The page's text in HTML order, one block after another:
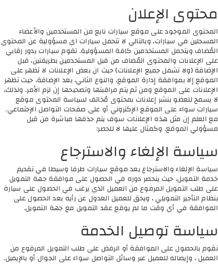
محتوى الإعلان
المحتوى الموجود على موقع سيارات نابع من المستخدمين والأعضاء
المسجلين في سيارات، وبالتالي لا تتحمل سيارات اي مسؤولية عن المحتوى
المُضاف ويتحمل المستخدمين كافة المسؤولية. تقوم سيارات بدور رقابي
على الإعلانات والمحتوى المُضاف من قبل المستخدمين بطريقتين، قبل
الإضافة (ولا تشمل جميع الإعلانات) حيث ان بعض الإعلانات لا تظهر على
الموقع إلا بموافقة إدارة الموقع، والنوع الثاني، بعد الإضافة، حيث تظهر
الإعلانات على الموقع ومن ثم يتم مراقبتها وتصحيحها إن لزم الأمر. ولذلك،
لا يسمح للعضو بنشر إعلانات بمحتوى مُخالف لسياسة المحتوى موقع
سيارات سواء على الموقع الإكتروني أو على صفحات التواصل الإجتماعي.
مع العلم إن مثل هذه الإعلانات سوف يتم حذفها مباشرة من قبل
مسؤولي الموقع. وكمثال عليها لا للحصر:
سياسة الإلغاء والاسترجاع
سياسة الإلغاء والاسترجاع يعد موقع سيارات طرفا وسيطا في تقديم
خدمة التمويل، حيث ينحصر دوره في الحصول على موافقة جهة التمويل
على طلب التمويل المرفوع من العميل الذي يرغب في الحصول على سيارة
بنظام التأجير التمويلي ، ويحق للعميل العدول عن رأيه بعد الحصول على
الموافقة في أي وقت ما لم يوقع عقد التمويل مع جهة التمويل.
سياسة توصيل الخدمة
نقوم بالحصول على الموافقة أو الرفض على طلب التمويل المرفوع من
العميل ، وإيصاله للعميل عبر وسائل التواصل سواء على الجوال أو بالإيميل.